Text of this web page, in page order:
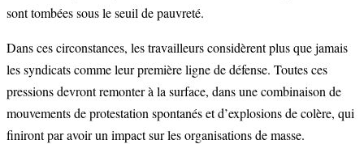
sont tombées sous le seuil de pauvreté.
Dans ces circonstances, les travailleurs considèrent plus que jamais
les syndicats comme leur première ligne de défense. Toutes ces
pressions devront remonter à la surface, dans une combinaison de
mouvements de protestation spontanés et d’explosions de colère, qui
finiront par avoir un impact sur les organisations de masse.